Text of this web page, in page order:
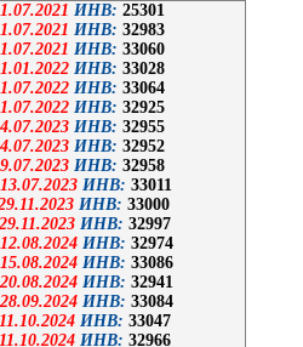
ИНВ: 25301
ИНВ: 32983
ИНВ: 33060
ИНВ: 33028
ИНВ: 33064
ИНВ: 32925
ИНВ: 32955
ИНВ: 32952
ИНВ: 32958
13.07.2023 ИНВ: 33011
ИНВ: 33000
29.11.2023 ИНВ: 32997
12.08.2024 ИНВ: 32974
15.08.2024 ИНВ: 33086
20.08.2024 ИНВ: 32941
28.09.2024 ИНВ: 33084
11.10.2024 ИНВ: 33047
11.10.2024 ИНВ: 32966